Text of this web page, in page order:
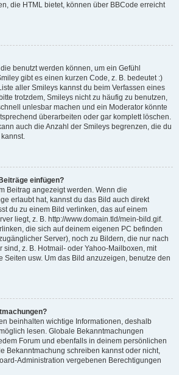
die HTML bietet, können über BBCode erreicht
benutzt werden können, um ein Gefühl
gibt es einen kurzen Code, z. B. bedeutet :)
aller Smileys kannst du beim Verfassen eines
trotzdem, Smileys nicht zu häufig zu benutzen,
unlesbar machen und ein Moderator könnte
überarbeiten oder gar komplett löschen.
auch die Anzahl der Smileys begrenzen, die du
einfügen?
Beitrag angezeigt werden. Wenn die
erlaubt hat, kannst du das Bild auch direkt
du zu einem Bild verlinken, das auf einem
liegt, z. B. http://www.domain.tld/mein-bild.gif.
die sich auf deinem eigenen PC befinden
Server), noch zu Bildern, die nur nach
sind, z. B. Hotmail- oder Yahoo-Mailboxen, mit
Seiten usw. Um das Bild anzuzeigen, benutze den
beinhalten wichtige Informationen, deshalb
lesen. Globale Bekanntmachungen
Forum und ebenfalls in deinem persönlichen
Bekanntmachung schreiben kannst oder nicht,
Administration vergebenen Berechtigungen